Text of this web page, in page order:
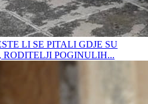
LI SE PITALI GDJE SU
POGINULIH...